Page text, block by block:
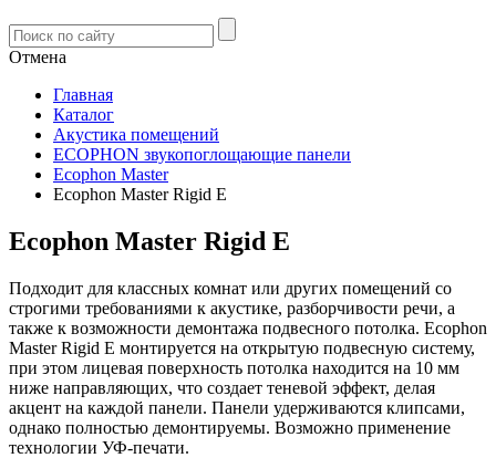
Отмена
Главная
Каталог
Акустика помещений
ECOPHON звукопоглощающие панели
Ecophon Master
Ecophon Master Rigid E
Ecophon Master Rigid E
Подходит для классных комнат или других помещений со
строгими требованиями к акустике, разборчивости речи, а
также к возможности демонтажа подвесного потолка. Ecophon
Master Rigid Е монтируется на открытую подвесную систему,
при этом лицевая поверхность потолка находится на 10 мм
ниже направляющих, что создает теневой эффект, делая
акцент на каждой панели. Панели удерживаются клипсами,
однако полностью демонтируемы. Возможно применение
технологии УФ-печати.